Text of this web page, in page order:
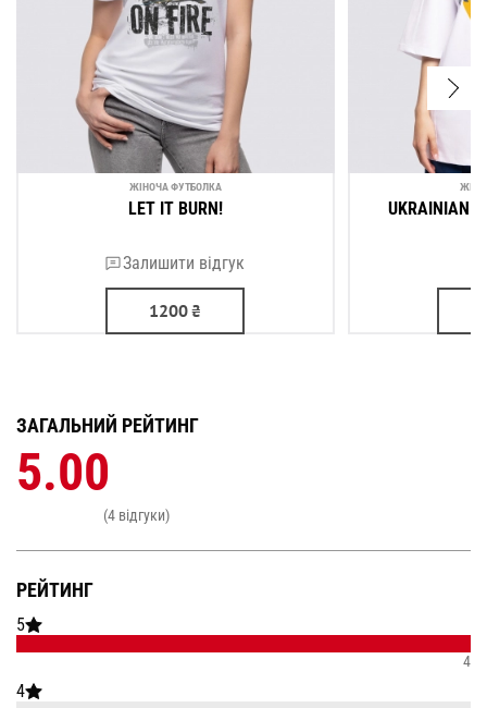
ЖІНОЧА ФУТБОЛКА
LET IT BURN!
Залишити відгук
1200₴
UKRAINIAN
РЕЙТИНГ
5
4
4
ЗАГАЛЬНИЙ РЕЙТИНГ
5.00
(4 відгуки)